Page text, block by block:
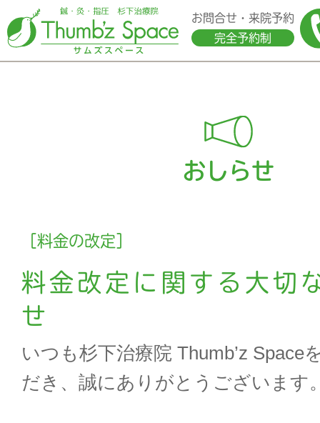
お問合せ・来院予約
完全予約制
おしらせ
［料金の改定］
料金改定に関する大切
せ
いつも杉下治療院 Thumb’z Space
だき、誠にありがとうございます